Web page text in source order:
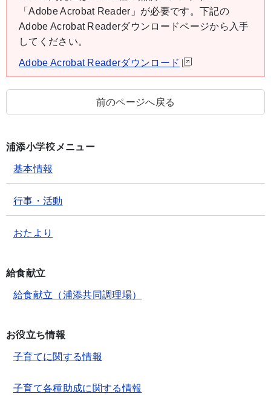
「Adobe Acrobat Reader」が必要です。下記の
Adobe Acrobat Readerダウンロードページから入手
してください。
Adobe Acrobat Readerダウンロード
前のページへ戻る
浦添小学校メニュー
基本情報
行事・活動
おたより
給食献立
給食献立（浦添共同調理場）
お役立ち情報
子育てに関する情報
子育て各種助成に関する情報